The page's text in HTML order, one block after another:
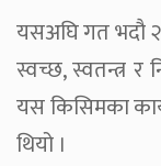
यसअघि गत भदौ
स्वच्छ, स्वतन्त्र र
यस किसिमका
थियो ।